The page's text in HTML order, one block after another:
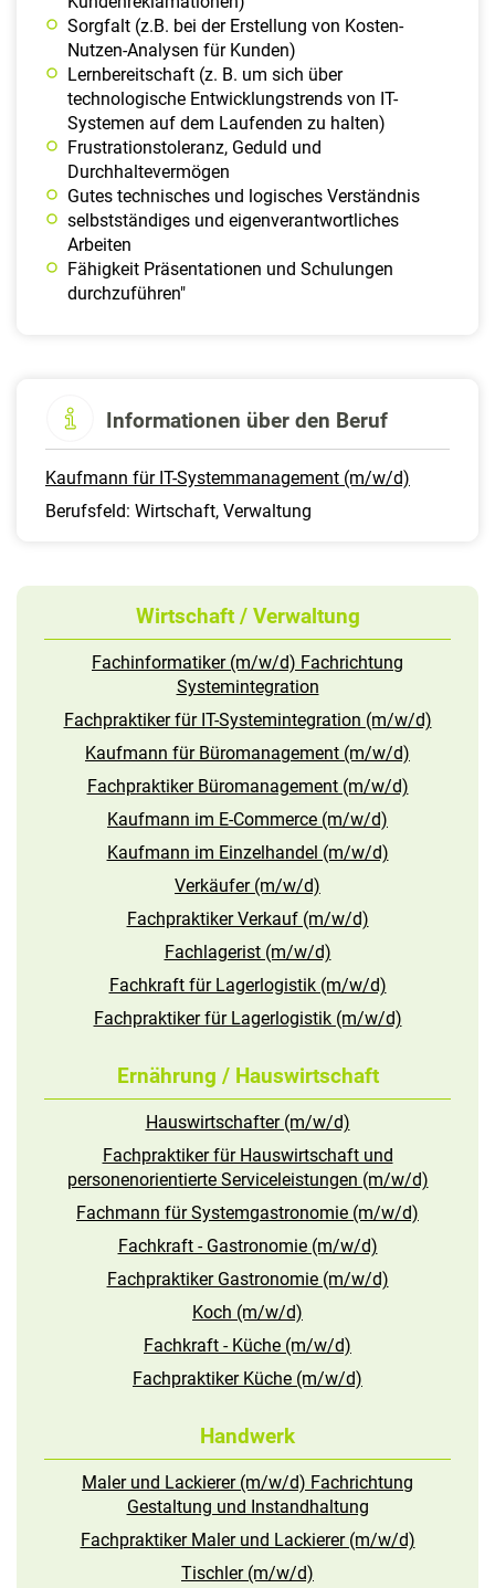
Sorgfalt (z.B. bei der Erstellung von Kosten-
Nutzen-Analysen für Kunden)
Lernbereitschaft (z. B. um sich über
technologische Entwicklungstrends von IT-
Systemen auf dem Laufenden zu halten)
Frustrationstoleranz, Geduld und
Durchhaltevermögen
Gutes technisches und logisches Verständnis
selbstständiges und eigenverantwortliches
Arbeiten
Fähigkeit Präsentationen und Schulungen
durchzuführen"
Informationen über den Beruf
Kaufmann für IT-Systemmanagement (m/w/d)
Berufsfeld: Wirtschaft, Verwaltung
Wirtschaft / Verwaltung
Fachinformatiker (m/w/d) Fachrichtung
Systemintegration
Fachpraktiker für IT-Systemintegration (m/w/d)
Kaufmann für Büromanagement (m/w/d)
Fachpraktiker Büromanagement (m/w/d)
Kaufmann im E-Commerce (m/w/d)
Kaufmann im Einzelhandel (m/w/d)
Verkäufer (m/w/d)
Fachpraktiker Verkauf (m/w/d)
Fachlagerist (m/w/d)
Fachkraft für Lagerlogistik (m/w/d)
Fachpraktiker für Lagerlogistik (m/w/d)
Ernährung / Hauswirtschaft
Hauswirtschafter (m/w/d)
Fachpraktiker für Hauswirtschaft und
personenorientierte Serviceleistungen (m/w/d)
Fachmann für Systemgastronomie (m/w/d)
Fachkraft - Gastronomie (m/w/d)
Fachpraktiker Gastronomie (m/w/d)
Koch (m/w/d)
Fachkraft - Küche (m/w/d)
Fachpraktiker Küche (m/w/d)
Handwerk
Maler und Lackierer (m/w/d) Fachrichtung
Gestaltung und Instandhaltung
Fachpraktiker Maler und Lackierer (m/w/d)
Tischler (m/w/d)